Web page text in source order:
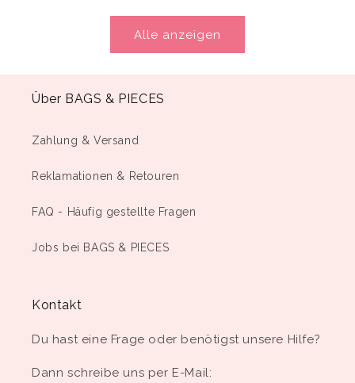
Alle anzeigen
Über BAGS & PIECES
Zahlung & Versand
Reklamationen & Retouren
FAQ - Häufig gestellte Fragen
Jobs bei BAGS & PIECES
Kontakt
Du hast eine Frage oder benötigst unsere Hilfe?
Dann schreibe uns per E-Mail: